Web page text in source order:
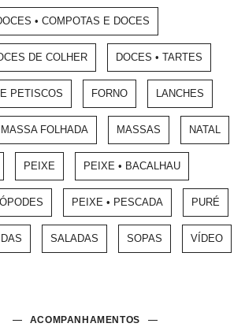
• COMPOTAS E DOCES
DE COLHER DOCES • TARTES
PETISCOS FORNO LANCHES
MASSA FOLHADA MASSAS NATAL
PEIXE PEIXE • BACALHAU
PEIXE • PESCADA PURÉ
SALADAS SOPAS VÍDEO
ACOMPANHAMENTOS